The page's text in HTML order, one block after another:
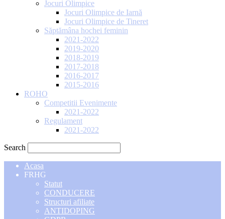
Jocuri Olimpice
Jocuri Olimpice de Iarnă
Jocuri Olimpice de Tineret
Săptămâna hochei feminin
2021-2022
2019-2020
2018-2019
2017-2018
2016-2017
2015-2016
ROHO
Competitii Evenimente
2021-2022
Regulament
2021-2022
Search
Acasa
FRHG
Statut
CONDUCERE
Structuri afiliate
ANTIDOPING